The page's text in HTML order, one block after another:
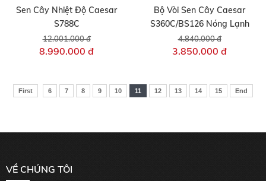
Sen Cây Nhiệt Độ Caesar
S788C
12.001.000 đ
8.990.000 đ
Bộ Vòi Sen Cây Caesar
S360C/BS126 Nóng Lạnh
4.840.000 đ
3.850.000 đ
First 6 7 8 9 10 11 12 13 14 15 End
VỀ CHÚNG TÔI